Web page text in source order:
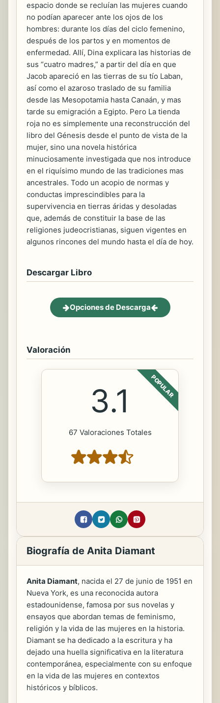
espacio donde se recluían las mujeres cuando
no podían aparecer ante los ojos de los
hombres: durante los días del ciclo femenino,
después de los partos y en momentos de
enfermedad. Allí, Dina explicara las historias de
sus “cuatro madres,” a partir del día en que
Jacob apareció en las tierras de su tío Laban,
así como el azaroso traslado de su familia
desde las Mesopotamia hasta Canaán, y mas
tarde su emigración a Egipto. Pero La tienda
roja no es simplemente una reconstrucción del
libro del Génesis desde el punto de vista de la
mujer, sino una novela histórica
minuciosamente investigada que nos introduce
en el riquísimo mundo de las tradiciones mas
ancestrales. Todo un acopio de normas y
conductas imprescindibles para la
supervivencia en tierras áridas y desoladas
que, además de constituir la base de las
religiones judeocristianas, siguen vigentes en
algunos rincones del mundo hasta el día de hoy.
Descargar Libro
Opciones de Descarga
Valoración
POPULAR
3.1
67 Valoraciones Totales
Biografía de Anita Diamant
Anita Diamant, nacida el 27 de junio de 1951 en
Nueva York, es una reconocida autora
estadounidense, famosa por sus novelas y
ensayos que abordan temas de feminismo,
religión y la vida de las mujeres en la historia.
Diamant se ha dedicado a la escritura y ha
dejado una huella significativa en la literatura
contemporánea, especialmente con su enfoque
en la vida de las mujeres en contextos
históricos y bíblicos.